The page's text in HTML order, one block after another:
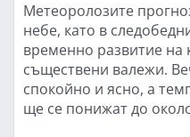
Метеоролозите
небе, като в
временно развитие на
съществени валежи.
спокойно и ясно, а
ще се понижат до